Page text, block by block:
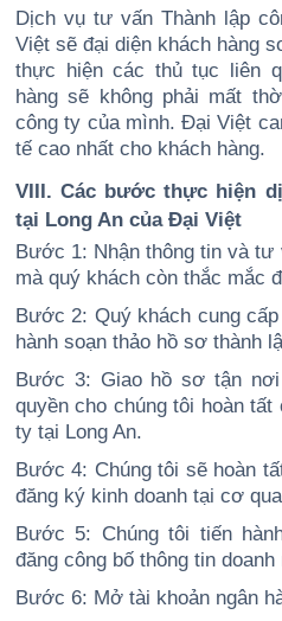
Dịch vụ tư vấn Thành lập
Việt sẽ đại diện khách hàng
thực hiện các thủ tục liên
hàng sẽ không phải mất
công ty của mình. Đại Việt
tế cao nhất cho khách hàng.
VIII. Các bước thực hiện
tại Long An của Đại Việt
Bước 1: Nhận thông tin và
mà quý khách còn thắc mắc
Bước 2: Quý khách cung
hành soạn thảo hồ sơ thành
Bước 3: Giao hồ sơ tận
quyền cho chúng tôi hoàn
ty tại Long An.
Bước 4: Chúng tôi sẽ hoàn
đăng ký kinh doanh tại cơ
Bước 5: Chúng tôi tiến
đăng công bố thông tin
Bước 6: Mở tài khoản ngân